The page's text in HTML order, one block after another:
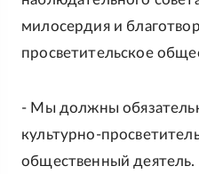
милосердия и
просветительское
- Мы должны
культурно-
общественный деятель.